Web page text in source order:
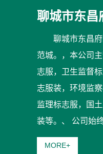
聊城市东昌
聊城市东昌
范城。，本公司
志服，卫生监督
志服装，环境监
监理标志服，国
装等。、 公司始
MORE+